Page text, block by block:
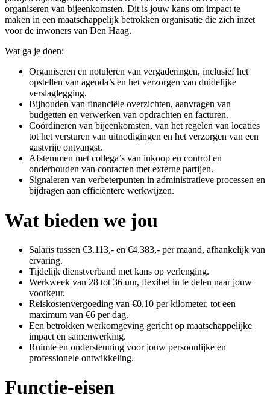
organiseren van bijeenkomsten. Dit is jouw kans om impact te
maken in een maatschappelijk betrokken organisatie die zich inzet
voor de inwoners van Den Haag.
Wat ga je doen:
Organiseren en notuleren van vergaderingen, inclusief het
opstellen van agenda’s en het verzorgen van duidelijke
verslaglegging.
Bijhouden van financiële overzichten, aanvragen van
budgetten en verwerken van opdrachten en facturen.
Coördineren van bijeenkomsten, van het regelen van locaties
tot het versturen van uitnodigingen en het verzorgen van een
gastvrije ontvangst.
Afstemmen met collega’s van inkoop en control en
onderhouden van contacten met externe partijen.
Signaleren van verbeterpunten in administratieve processen en
bijdragen aan efficiëntere werkwijzen.
Wat bieden we jou
Salaris tussen €3.113,- en €4.383,- per maand, afhankelijk van
ervaring.
Tijdelijk dienstverband met kans op verlenging.
Werkweek van 28 tot 36 uur, flexibel in te delen naar jouw
voorkeur.
Reiskostenvergoeding van €0,10 per kilometer, tot een
maximum van €6 per dag.
Een betrokken werkomgeving gericht op maatschappelijke
impact en samenwerking.
Ruimte en ondersteuning voor jouw persoonlijke en
professionele ontwikkeling.
Functie-eisen